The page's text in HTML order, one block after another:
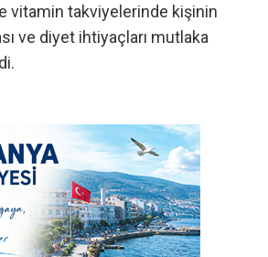
vitamin takviyelerinde kişinin
ve diyet ihtiyaçları mutlaka